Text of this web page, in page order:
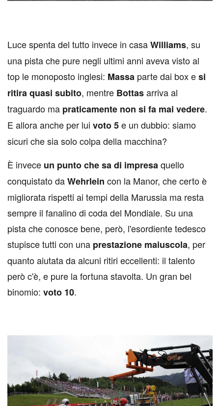
Luce spenta del tutto invece in casaWilliams, su
una pista che pure negli ultimi anni aveva visto al
top le monoposto inglesi: Massa parte dai box esi
ritira quasi subito, mentre Bottasarriva al
traguardo ma praticamente non si fa mai vedere.
E allora anche per lui voto 5e un dubbio: siamo
sicuri che sia solo colpa della macchina?
È invece un punto che sa di impresaquello
conquistato daWehrlein con la Manor, che certo è
migliorata rispetti ai tempi della Marussia ma resta
sempre il fanalino di coda del Mondiale. Su una
pista che conosce bene, però, l'esordiente tedesco
stupisce tutti con una prestazione maiuscola, per
quanto aiutata da alcuni ritiri eccellenti: il talento
però c'è, e pure la fortuna stavolta. Un gran bel
binomio: voto 10.